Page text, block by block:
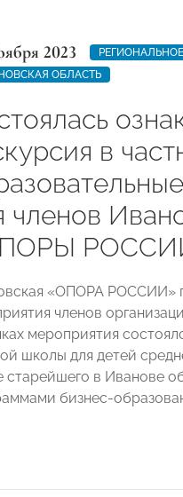
2023
ОБЛАСТЬ
в
членов
«ОПОРА РОССИИ»
членов
мероприятия
школы для детей
старейшего в Иванове
бизнес-